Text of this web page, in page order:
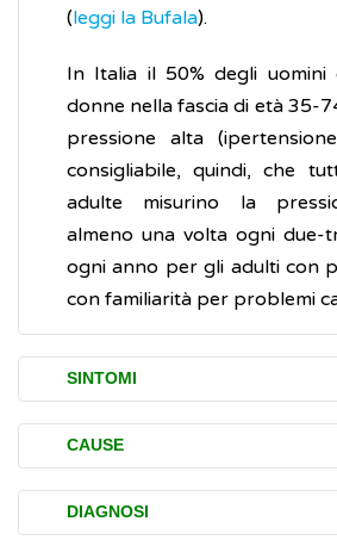
(leggi la Bufala).
In Italia il 50% degli uomini
donne nella fascia di età 35-
pressione alta
consigliabile, quindi, che
adulte misurino la
almeno una volta ogni due-
ogni anno per gli adulti con
con familiarità per problemi
SINTOMI
La pressione arteriosa
arteriosa) non causa
evidenti e, per questo motivo,
CAUSE
Alla nascita, la pressione
DIAGNOSI